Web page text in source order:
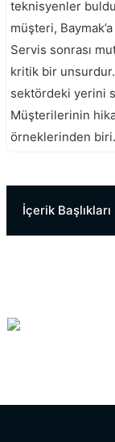
teknisyenler
müşteri,
Servis sonrası
kritik bir unsurdur.
sektördeki yerini
Müşterilerinin
örneklerinden biri.
İçerik Başlıkları